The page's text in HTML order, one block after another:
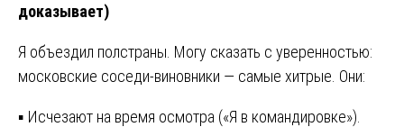
доказывает)
Я объездил полстраны. Могу сказать с уверенностью:
московские соседи-виновники — самые хитрые. Они:
▪ Исчезают на время осмотра («Я в командировке»).